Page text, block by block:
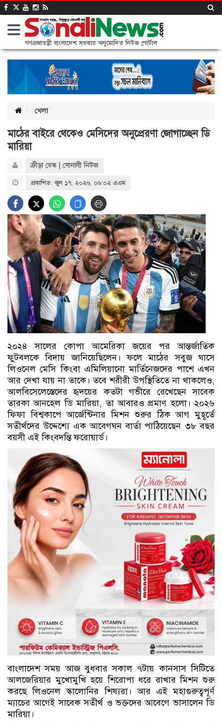
গণপ্রজাতন্ত্রী বাংলাদেশ সরকার অনুমোদিত নিউজ পোর্টাল
খেলা
মাঠের বাইরে থেকেও মেসিদের অনুপ্রেরণা জোগাচ্ছেন ডি
মারিয়া
ক্রীড়া ডেস্ক | সোনালী নিউজ
প্রকাশিত: জুন ১৭, ২০২৬, ০৬:০২ এএম
২০২৪ সালের কোপা আমেরিকা জয়ের পর আন্তর্জাতিক
ফুটবলকে বিদায় জানিয়েছিলেন। ফলে মাঠের সবুজ ঘাসে
লিওনেল মেসি কিংবা এমিলিয়ানো মার্তিনেজদের পাশে এখন
আর দেখা যায় না তাকে। তবে শরীরী উপস্থিতিতে না থাকলেও,
আলবিসেলেস্তেদের হৃদয়ের কতটা গভীরে রেখেছেন সাবেক
তারকা আনহেল ডি মারিয়া, তা আবারও প্রমাণ হলো। ২০২৬
ফিফা বিশ্বকাপে আর্জেন্টিনার মিশন শুরুর ঠিক আগ মুহূর্তে
সতীর্থদের উদ্দেশ্যে এক আবেগঘন বার্তা পাঠিয়েছেন ৩৮ বছর
বয়সী এই কিংবদন্তি ফরোয়ার্ড।
বাংলাদেশ সময় আজ বুধবার সকাল ৭টায় কানসাস সিটিতে
আলজেরিয়ার মুখোমুখি হয়ে শিরোপা ধরে রাখার মিশন শুরু
করছে লিওনেল স্কালোনির শিষ্যরা। আর এই মহাগুরুত্বপূর্ণ
ম্যাচের আগেই সাবেক সতীর্থ ও ভক্তদের আবেগে ভাসালেন ডি
মারিয়া।